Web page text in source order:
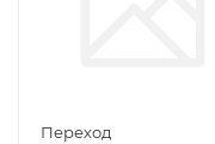
Переход